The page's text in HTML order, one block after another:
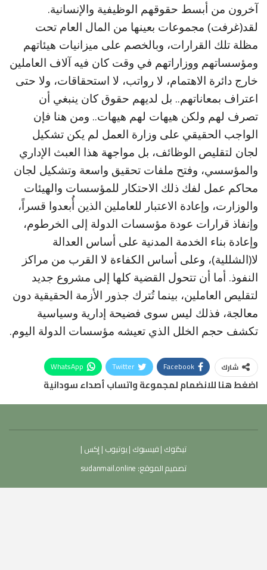
آخرون من أبسط حقوقهم الوظيفية والإنسانية.
لقد(غرفت) مجموعات بعينها من المال العام تحت
مظلة تلك القرارات، وبالخصم على ميزانيات هيئاتهم
ومؤسساتهم ووزاراتهم في وقت كان فيه آلاف العاملين
خارج دائرة الاهتمام، لا رواتب، لا استحقاقات، ولا حتى
اعتراف بمعاناتهم.. بل لديهم حقوق كان ينبغي أن
تصرف لهم ولكن هيهات لهم هيهات.. ومن هنا فإن
الواجب الحقيقي على وزارة العمل لم يكن تشكيل
لجان لتقليص الوظائف، بل مواجهة هذا العبث الإداري
والمؤسسي، وفتح ملفات تحقيق واسعة وتشكيل لجان
محاكم عمل لفك ذلك الاحتكار للمؤسسات والهيئات
والوزارت، وإعادة الاعتبار للعاملين الذين أُبعدوا قسراً،
وإنفاذ قرارات عودة مؤسسات الدولة إلى الخرطوم،
وإعادة بناء الخدمة المدنية على أساس العدالة
لا(الشللية)، وعلى أساس الكفاءة لا القرب من مراكز
النفوذ. أما أن تتحول القضية كلها إلى مشروع جديد
لتقليص العاملين، بينما تُترك جذور الأزمة الحقيقية دون
معالجة، فذلك ليس سوى فضيحة إدارية وسياسية
تكشف حجم الخلل الذي تعيشه مؤسسات الدولة اليوم.
شارك Facebook
Twitter
WhatsApp
اضغط هنا للانضمام لمجموعة واتساب أصداء سودانية
تيكتوك |فيسبوك |يوتيوب |إكس |
تصميم الموقع: sudanmail.online